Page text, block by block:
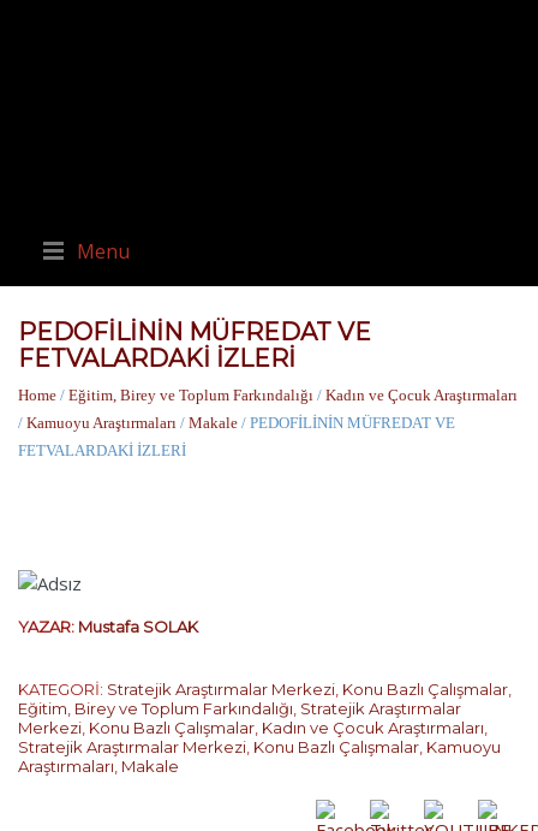
Menu
PEDOFİLİNİN MÜFREDAT VE
FETVALARDAKİ İZLERİ
Home / Eğitim, Birey ve Toplum Farkındalığı / Kadın ve Çocuk Araştırmaları
/ Kamuoyu Araştırmaları / Makale / PEDOFİLİNİN MÜFREDAT VE
FETVALARDAKİ İZLERİ
YAZAR: Mustafa SOLAK
KATEGORİ: Stratejik Araştırmalar Merkezi, Konu Bazlı Çalışmalar,
Eğitim, Birey ve Toplum Farkındalığı, Stratejik Araştırmalar
Merkezi, Konu Bazlı Çalışmalar, Kadın ve Çocuk Araştırmaları,
Stratejik Araştırmalar Merkezi, Konu Bazlı Çalışmalar, Kamuoyu
Araştırmaları, Makale